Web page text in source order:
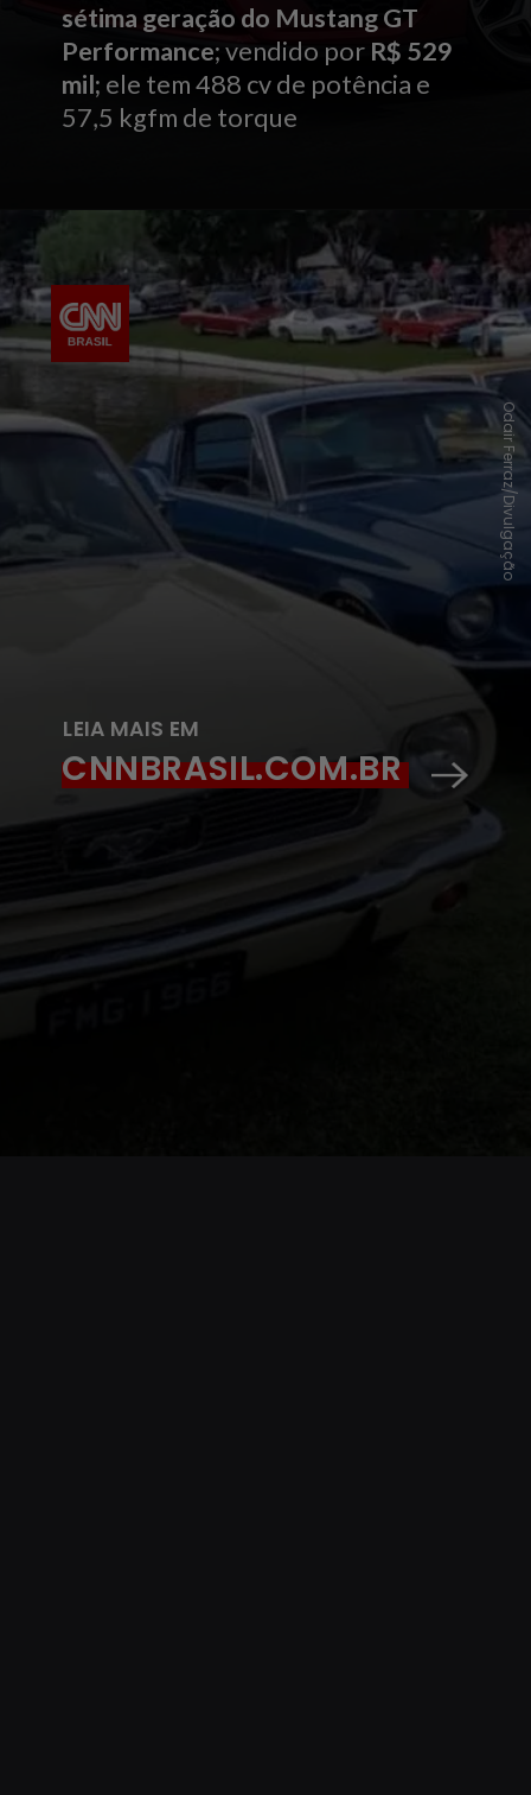
sétima geração do Mustang GT
Performance; vendido por R$ 529
mil; ele tem 488 cv de potência e
57,5 kgfm de torque
LEIA MAIS EM
CNNBRASIL.COM.BR
Odair Ferraz/Divulgação